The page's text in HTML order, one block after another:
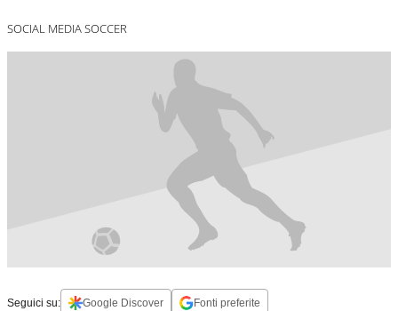
SOCIAL MEDIA SOCCER
Seguici su: Google Discover Fonti preferite